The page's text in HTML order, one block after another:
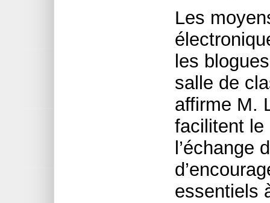
Les
les
salle de
affirme M.
facilitent le
l’échange
essentiels